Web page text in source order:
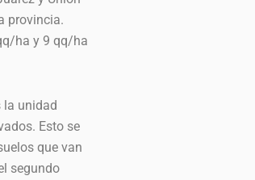
provincia.
ha y 9 qq/ha
la unidad
Esto se
que van
segundo